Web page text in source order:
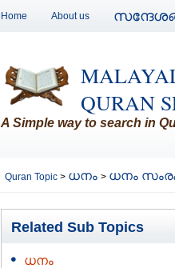
Home About us
QURAN
A Simple way to search in
Quran Topic > ധനം > ധനം
Related Sub Topics
ധനം